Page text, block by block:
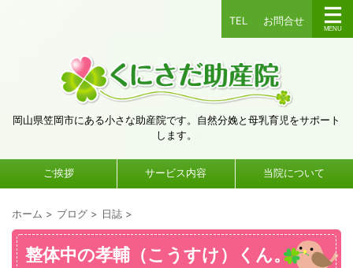
TEL お問合せ
岡山県笠岡市にある小さな助産院です。自然分娩と母乳育児をサポート
します。
ご挨拶 サービス内容 当院について
ホーム > ブログ > 日誌 >
整体中の孝輔（こうすけ）くん。